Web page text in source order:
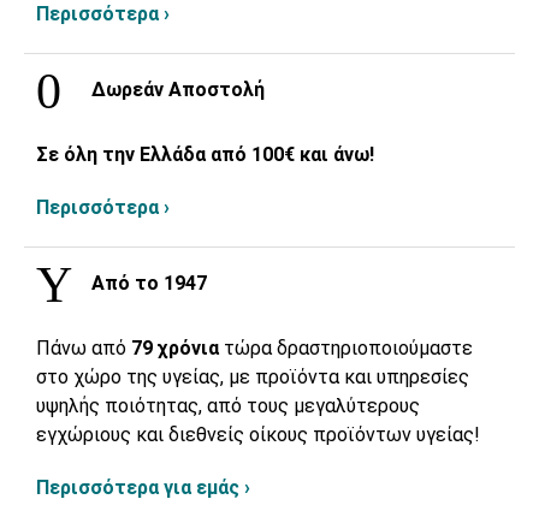
Περισσότερα ›
Δωρεάν Αποστολή
Σε όλη την Ελλάδα από 100€ και άνω!
Περισσότερα ›
Από το 1947
Πάνω από 79 χρόνια τώρα δραστηριοποιούμαστε
στο χώρο της υγείας, με προϊόντα και υπηρεσίες
υψηλής ποιότητας, από τους μεγαλύτερους
εγχώριους και διεθνείς οίκους προϊόντων υγείας!
Περισσότερα για εμάς ›